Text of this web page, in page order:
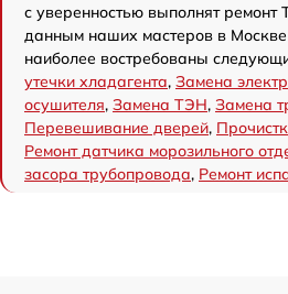
с уверенностью выполнят ремонт
данным наших мастеров в Москве
наиболее востребованы
утечки хладагента, Замена
осушителя, Замена ТЭН, Замена
Перевешивание дверей,
Ремонт датчика морозильного
засора трубопровода, Ремонт